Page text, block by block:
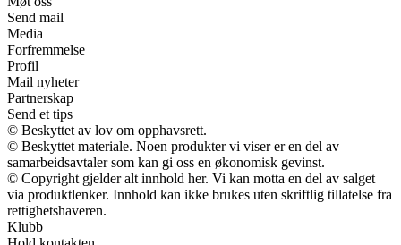
Send mail
Media
Forfremmelse
Profil
Mail nyheter
Partnerskap
Send et tips
© Beskyttet av lov om opphavsrett.
© Beskyttet materiale. Noen produkter vi viser er en del av
samarbeidsavtaler som kan gi oss en økonomisk gevinst.
© Copyright gjelder alt innhold her. Vi kan motta en del av salget
via produktlenker. Innhold kan ikke brukes uten skriftlig tillatelse fra
rettighetshaveren.
Klubb